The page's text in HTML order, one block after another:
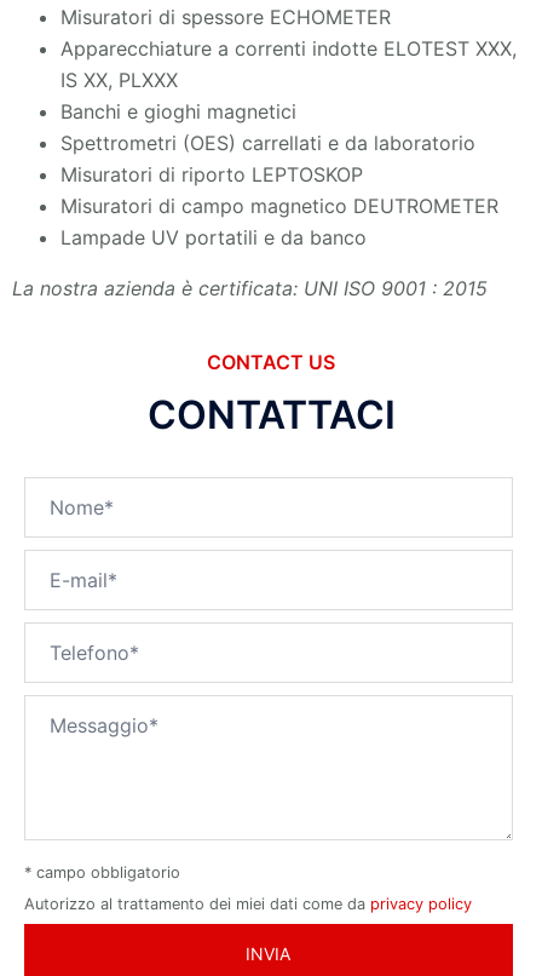
Misuratori di spessore ECHOMETER
Apparecchiature a correnti indotte ELOTEST XXX,
IS XX, PLXXX
Banchi e gioghi magnetici
Spettrometri (OES) carrellati e da laboratorio
Misuratori di riporto LEPTOSKOP
Misuratori di campo magnetico DEUTROMETER
Lampade UV portatili e da banco
La nostra azienda è certificata: UNI ISO 9001 : 2015
CONTACT US
CONTATTACI
* campo obbligatorio
Autorizzo al trattamento dei miei dati come da privacy policy